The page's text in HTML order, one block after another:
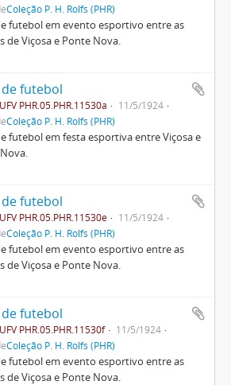
Coleção P. H. Rolfs (PHR)
futebol em evento esportivo entre as
de Viçosa e Ponte Nova.
futebol
PHR.05.PHR.11530a
11/5/1924
Coleção P. H. Rolfs (PHR)
futebol em festa esportiva entre Viçosa e
futebol
PHR.05.PHR.11530e
11/5/1924
Coleção P. H. Rolfs (PHR)
futebol em evento esportivo entre as
de Viçosa e Ponte Nova.
futebol
PHR.05.PHR.11530f
11/5/1924
Coleção P. H. Rolfs (PHR)
futebol em evento esportivo entre as
de Viçosa e Ponte Nova.